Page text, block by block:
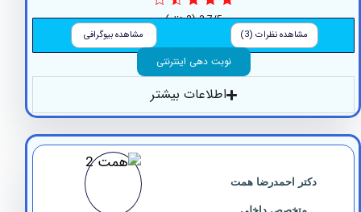
3.7/5 (3 نظر)
مشاهده نظرات (3) مشاهده بیوگرافی
نوبت دهی اینترنتی
اطلاعات بیشتر
دکتر احمدرضا همت